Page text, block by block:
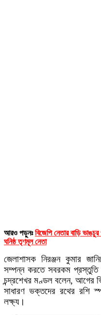
আরও পড়ুনঃ বিজেপি নেতার বাড়ি
ঘনিষ্ঠ তৃণমূল নেতা
জেলাশাসক নিরঞ্জন কুমার
সম্পন্ন করতে সবরকম প্রস্তুতি
চন্দ্রশেখর মণ্ডল বলেন, আগের
সাধারণ ভক্তদের রথের রশি
লক্ষ্য।